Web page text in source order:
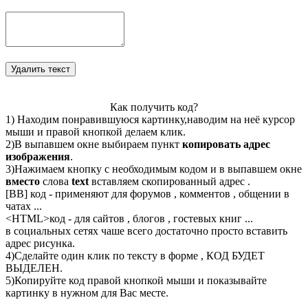
Как получить код?
1) Находим понравившуюся картинку,наводим на неё курсор
мыши и правой кнопкой делаем клик.
2)В выпавшем окне выбираем пункт копировать адрес
изображения.
3)Нажимаем кнопку с необходимым кодом и в выпавшем окне
вместо слова text вставляем скопированный адрес .
[BB] код - применяют для форумов , комментов , общении в
чатах ...
<HTML>код - для сайтов , блогов , гостевых книг ...
в социальных сетях чаше всего достаточно просто вставить
адрес рисунка.
4)Сделайте один клик по тексту в форме , КОД БУДЕТ
ВЫДЕЛЕН.
5)Копируйте код правой кнопкой мыши и показывайте
картинку в нужном для Вас месте.